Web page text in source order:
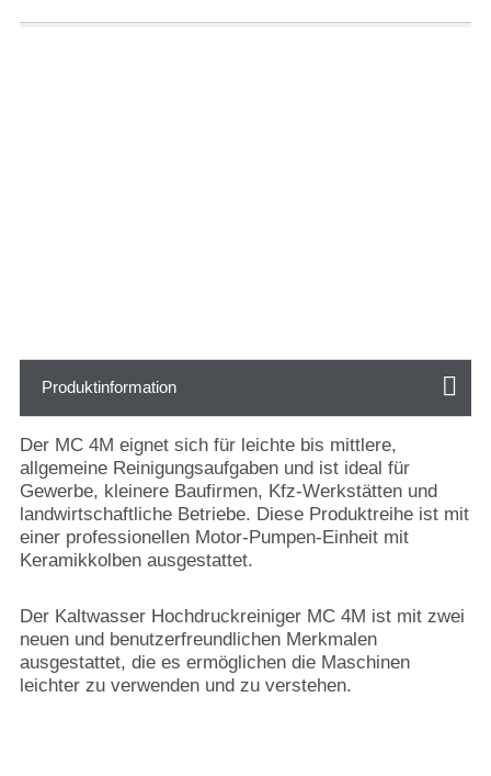
Produktinformation
Der MC 4M eignet sich für leichte bis mittlere,
allgemeine Reinigungsaufgaben und ist ideal für
Gewerbe, kleinere Baufirmen, Kfz-Werkstätten und
landwirtschaftliche Betriebe. Diese Produktreihe ist mit
einer professionellen Motor-Pumpen-Einheit mit
Keramikkolben ausgestattet.
Der Kaltwasser Hochdruckreiniger MC 4M ist mit zwei
neuen und benutzerfreundlichen Merkmalen
ausgestattet, die es ermöglichen die Maschinen
leichter zu verwenden und zu verstehen.